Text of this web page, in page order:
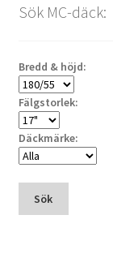
Sök MC-däck:
Bredd & höjd:
Fälgstorlek:
Däckmärke:
Sök